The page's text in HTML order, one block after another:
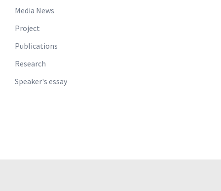
Media News
Project
Publications
Research
Speaker's essay